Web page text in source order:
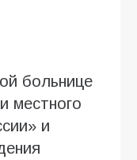
больнице
местного
и